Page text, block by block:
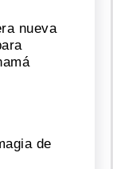
nueva
de